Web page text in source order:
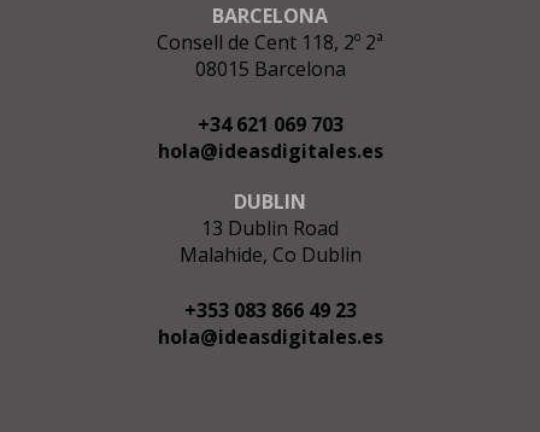
BARCELONA
Consell de Cent 118, 2º 2ª
08015 Barcelona
+34 621 069 703
hola@ideasdigitales.es
DUBLIN
13 Dublin Road
Malahide, Co Dublin
+353 083 866 49 23
hola@ideasdigitales.es